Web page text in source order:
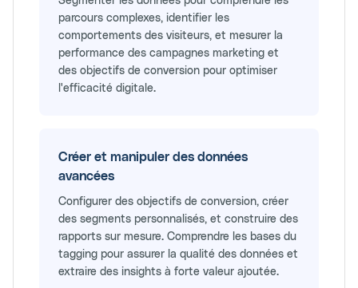
parcours complexes, identifier les
comportements des visiteurs, et mesurer la
performance des campagnes marketing et
des objectifs de conversion pour optimiser
l'efficacité digitale.
Créer et manipuler des données
avancées
Configurer des objectifs de conversion, créer
des segments personnalisés, et construire des
rapports sur mesure. Comprendre les bases du
tagging pour assurer la qualité des données et
extraire des insights à forte valeur ajoutée.